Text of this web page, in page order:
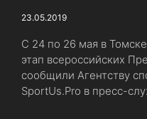
23.05.2019
С 24 по 26 мая в
этап всероссийских
сообщили Агентству
SportUs.Рro в пресс-